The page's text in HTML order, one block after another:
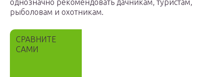
однозначно рекомендовать дачникам, туристам,
рыболовам и охотникам.
СРАВНИТЕ
САМИ